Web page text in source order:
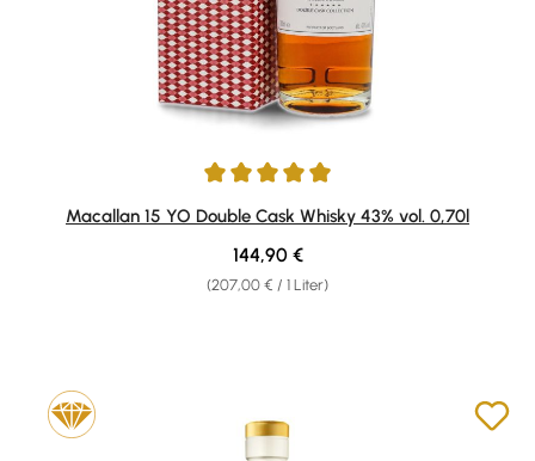
Durchschnittliche Bewertung von 4.94 von 5 Sternen
Macallan 15 YO Double Cask Whisky 43% vol. 0,70l
(207,00 € / 1 Liter)
Regulärer Preis:
144,90 €